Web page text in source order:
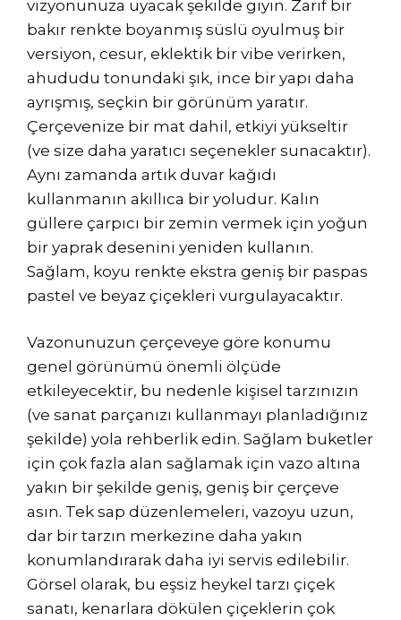
vizyonunuza uyacak şekilde giyin. Zarif bir
bakır renkte boyanmış süslü oyulmuş bir
versiyon, cesur, eklektik bir vibe verirken,
ahududu tonundaki şık, ince bir yapı daha
ayrışmış, seçkin bir görünüm yaratır.
Çerçevenize bir mat dahil, etkiyi yükseltir
(ve size daha yaratıcı seçenekler sunacaktır).
Aynı zamanda artık duvar kağıdı
kullanmanın akıllıca bir yoludur. Kalın
güllere çarpıcı bir zemin vermek için yoğun
bir yaprak desenini yeniden kullanın.
Sağlam, koyu renkte ekstra geniş bir paspas
pastel ve beyaz çiçekleri vurgulayacaktır.
Vazonunuzun çerçeveye göre konumu
genel görünümü önemli ölçüde
etkileyecektir, bu nedenle kişisel tarzınızın
(ve sanat parçanızı kullanmayı planladığınız
şekilde) yola rehberlik edin. Sağlam buketler
için çok fazla alan sağlamak için vazo altına
yakın bir şekilde geniş, geniş bir çerçeve
asın. Tek sap düzenlemeleri, vazoyu uzun,
dar bir tarzın merkezine daha yakın
konumlandırarak daha iyi servis edilebilir.
Görsel olarak, bu eşsiz heykel tarzı çiçek
sanatı, kenarlara dökülen çiçeklerin çok